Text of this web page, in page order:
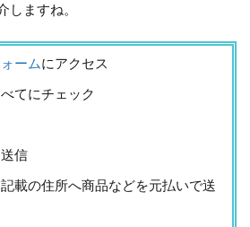
しますね。
ームにアクセス
てにチェック
信
載の住所へ商品などを元払いで送